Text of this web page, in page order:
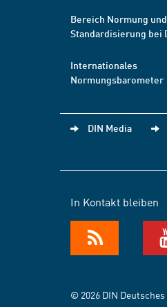
Bereich Normung und
Standardisierung bei
Internationales
Normungsbarometer
DIN Media
In Kontakt bleiben
© 2026 DIN